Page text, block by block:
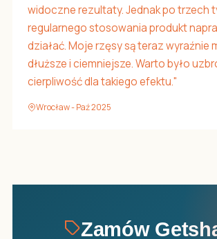
widoczne rezultaty. Jednak po trzech
regularnego stosowania produkt
działać. Moje rzęsy są teraz wyraźnie
dłuższe i ciemniejsze. Warto było
cierpliwość dla takiego efektu."
Wrocław - Paź 2025
Zamów